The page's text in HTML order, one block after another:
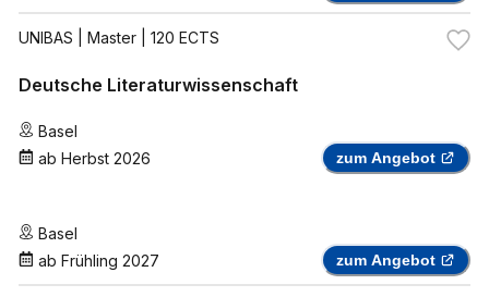
UNIBAS | Master | 120 ECTS
Deutsche Literaturwissenschaft
Basel
ab Herbst 2026 zum Angebot
Basel
ab Frühling 2027 zum Angebot